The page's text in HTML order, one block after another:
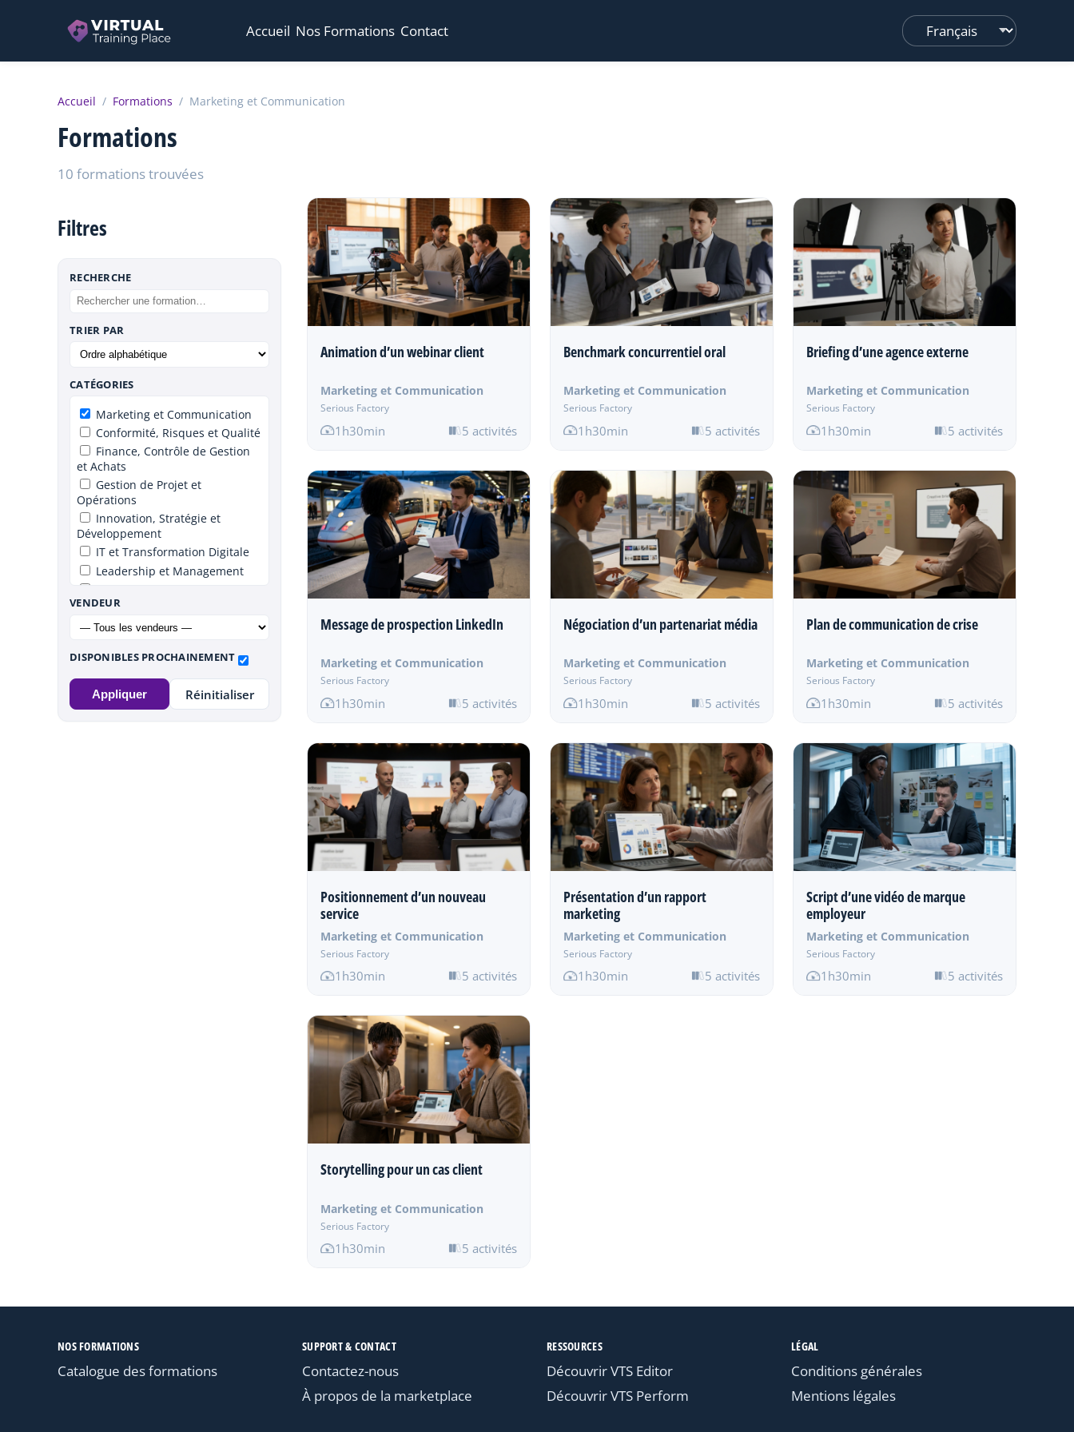
Accueil Nos Formations Contact
Changer
de
Accueil / Formations / Marketing et Communication
Formations
10 formations trouvées
Animation d’un webinar client
Marketing et Communication
Serious Factory
1h30min 5 activités
Benchmark concurrentiel oral
Marketing et Communication
Serious Factory
1h30min 5 activités
Briefing d’une agence externe
Marketing et Communication
Serious Factory
1h30min 5 activités
Message de prospection LinkedIn
Marketing et Communication
Serious Factory
1h30min 5 activités
Négociation d’un partenariat média
Marketing et Communication
Serious Factory
1h30min 5 activités
Plan de communication de crise
Marketing et Communication
Serious Factory
1h30min 5 activités
Positionnement d’un nouveau
service
Marketing et Communication
Serious Factory
1h30min 5 activités
Présentation d’un rapport
marketing
Marketing et Communication
Serious Factory
1h30min 5 activités
Script d’une vidéo de marque
employeur
Marketing et Communication
Serious Factory
1h30min 5 activités
Storytelling pour un cas client
Marketing et Communication
Serious Factory
1h30min 5 activités
Filtres
RECHERCHE
TRIER PAR
CATÉGORIES
Marketing et Communication
Conformité, Risques et Qualité
Finance, Contrôle de Gestion
et Achats
Gestion de Projet et
Opérations
Innovation, Stratégie et
Développement
IT et Transformation Digitale
Leadership et Management
Talent
Santé et Sécurité au travail
Success
Ventes et Développement
Commercial
VENDEUR
DISPONIBLES PROCHAINEMENT
Appliquer Réinitialiser
NOS FORMATIONS
Catalogue des formations
SUPPORT & CONTACT
Contactez-nous
À propos de la marketplace
RESSOURCES
Découvrir VTS Editor
Découvrir VTS Perform
LÉGAL
Conditions générales
Mentions légales